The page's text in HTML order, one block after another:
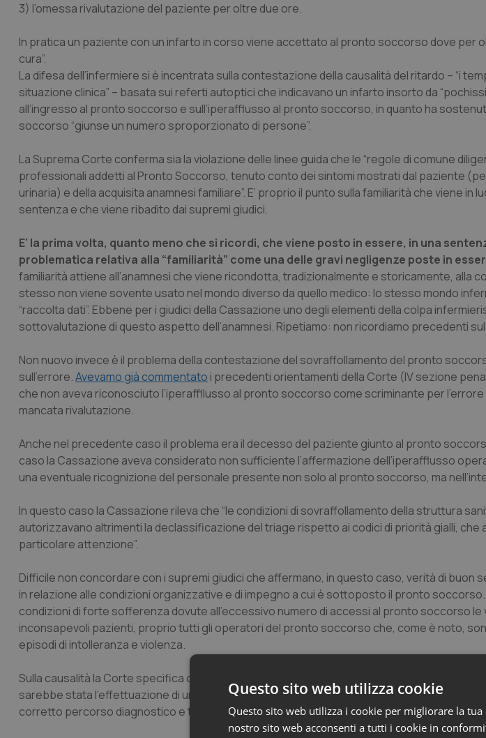
3) l’omessa rivalutazione del paziente per oltre due ore.
In pratica un paziente con un infarto in corso viene accettato al pronto soccorso dove per
cura”.
La difesa dell’infermiere si è incentrata sulla contestazione della causalità del ritardo – “i
situazione clinica” – basata sui referti autoptici che indicavano un infarto insorto da
all’ingresso al pronto soccorso e sull’iperafflusso al pronto soccorso, in quanto ha
soccorso “giunse un numero sproporzionato di persone”.
La Suprema Corte conferma sia la violazione delle linee guida che le “regole di comune
professionali addetti al Pronto Soccorso, tenuto conto dei sintomi mostrati dal paziente
urinaria) e della acquisita anamnesi familiare”. E’ proprio il punto sulla familiarità che viene in
sentenza e che viene ribadito dai supremi giudici.
E’ la prima volta, quanto meno che si ricordi, che viene posto in essere, in una
problematica relativa alla “familiarità” come una delle gravi negligenze poste in
familiarità attiene all’anamnesi che viene ricondotta, tradizionalmente e storicamente, alla
stesso non viene sovente usato nel mondo diverso da quello medico: lo stesso mondo
“raccolta dati”. Ebbene per i giudici della Cassazione uno degli elementi della colpa
sottovalutazione di questo aspetto dell’anamnesi. Ripetiamo: non ricordiamo precedenti
Non nuovo invece è il problema della contestazione del sovraffollamento del pronto
sull’errore.Avevamo già commentato i precedenti orientamenti della Corte (IV sezione
che non aveva riconosciuto l’iperaffllusso al pronto soccorso come scriminante per
mancata rivalutazione.
Anche nel precedente caso il problema era il decesso del paziente giunto al pronto
caso la Cassazione aveva considerato non sufficiente l’affermazione dell’iperafflusso
una eventuale ricognizione del personale presente non solo al pronto soccorso, ma
In questo caso la Cassazione rileva che “le condizioni di sovraffollamento della struttura
autorizzavano altrimenti la declassificazione del triage rispetto ai codici di priorità gialli,
particolare attenzione”.
Difficile non concordare con i supremi giudici che affermano, in questo caso, verità di buon
in relazione alle condizioni organizzative e di impegno a cui è sottoposto il pronto
condizioni di forte sofferenza dovute all’eccessivo numero di accessi al pronto soccorso
inconsapevoli pazienti, proprio tutti gli operatori del pronto soccorso che, come è noto,
episodi di intolleranza e violenza.
Sulla causalità la Corte specifica che con la attribuzione di un corretto codice di priorità,
sarebbe stata l’effettuazione di un “elettrocardiogramma entro trenta minuti” che avrebbe
corretto percorso diagnostico e terapeutico”.
Questo sito web utilizza cookie
Questo sito web utilizza i cookie per migliorare la
nostro sito web acconsenti a tutti i cookie in